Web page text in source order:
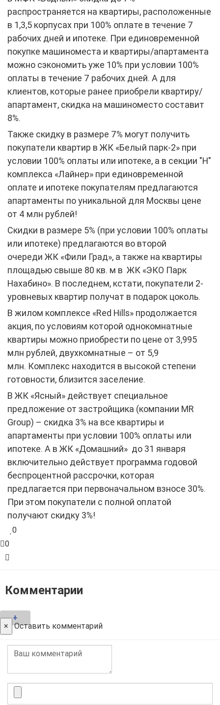
распространяется на квартиры, расположенные
в 1,3,5 корпусах при 100% оплате в течение 7
рабочих дней и ипотеке. При единовременной
покупке машиноместа и квартиры/апартамента
можно сэкономить уже 10% при условии 100%
оплаты в течение 7 рабочих дней. А для
клиентов, которые ранее приобрели квартиру/
апартамент, скидка на машиноместо составит
8%.
Также скидку в размере 7% могут получить
покупатели квартир в ЖК «Белый парк-2» при
условии 100% оплаты или ипотеке, а в секции "Н"
комплекса «Лайнер» при единовременной
оплате и ипотеке покупателям предлагаются
апартаменты по уникальной для Москвы цене
от 4 млн рублей!
Скидки в размере 5% (при условии 100% оплаты
или ипотеке) предлагаются во второй
очереди ЖК «Фили Град», а также на квартиры
площадью свыше 80 кв. м в ЖК «ЭКО Парк
Нахабино». В последнем, кстати, покупатели 2-
уровневых квартир получат в подарок цоколь.
В жилом комплексе «Red Hills» продолжается
акция, по условиям которой однокомнатные
квартиры можно приобрести по цене от 3,995
млн рублей, двухкомнатные – от 5,9
млн. Комплекс находится в высокой степени
готовности, близится заселение.
В ЖК «Ясный» действует специальное
предложение от застройщика (компании MR
Group) – скидка 3% на все квартиры и
апартаменты при условии 100% оплаты или
ипотеке. А в ЖК «Домашний» до 31 января
включительно действует программа годовой
беспроцентной рассрочки, которая
предлагается при первоначальном взносе 30%.
При этом покупатели с полной оплатой
получают скидку 3%!
0
0
Комментарии
+
× Оставить комментарий